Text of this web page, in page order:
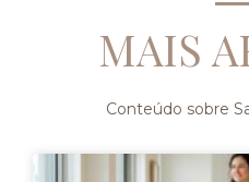
MAIS
Conteúdo sobre